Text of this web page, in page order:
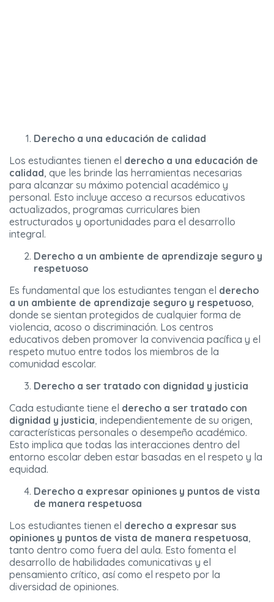
Derecho a una educación de calidad
Los estudiantes tienen el derecho a una educación de
calidad, que les brinde las herramientas necesarias
para alcanzar su máximo potencial académico y
personal. Esto incluye acceso a recursos educativos
actualizados, programas curriculares bien
estructurados y oportunidades para el desarrollo
integral.
Derecho a un ambiente de aprendizaje seguro y
respetuoso
Es fundamental que los estudiantes tengan el derecho
a un ambiente de aprendizaje seguro y respetuoso,
donde se sientan protegidos de cualquier forma de
violencia, acoso o discriminación. Los centros
educativos deben promover la convivencia pacífica y el
respeto mutuo entre todos los miembros de la
comunidad escolar.
Derecho a ser tratado con dignidad y justicia
Cada estudiante tiene el derecho a ser tratado con
dignidad y justicia, independientemente de su origen,
características personales o desempeño académico.
Esto implica que todas las interacciones dentro del
entorno escolar deben estar basadas en el respeto y la
equidad.
Derecho a expresar opiniones y puntos de vista
de manera respetuosa
Los estudiantes tienen el derecho a expresar sus
opiniones y puntos de vista de manera respetuosa,
tanto dentro como fuera del aula. Esto fomenta el
desarrollo de habilidades comunicativas y el
pensamiento crítico, así como el respeto por la
diversidad de opiniones.